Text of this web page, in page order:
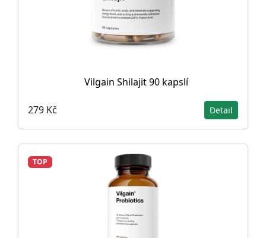
Vilgain Shilajit 90 kapslí
279 Kč Detail
TOP